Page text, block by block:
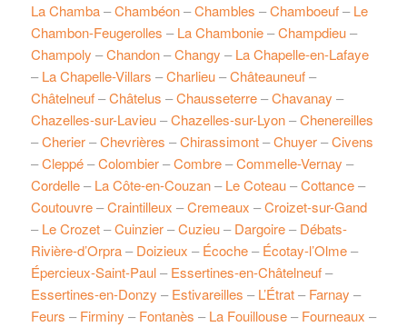
La Chamba–Chambéon–Chambles –Chamboeuf–Le
Chambon-Feugerolles –La Chambonie–Champdieu–
Champoly –Chandon–Changy –La Chapelle-en-Lafaye
–La Chapelle-Villars –Charlieu–Châteauneuf–
Châtelneuf–Châtelus –Chausseterre–Chavanay –
Chazelles-sur-Lavieu–Chazelles-sur-Lyon–Chenereilles
–Cherier–Chevrières –Chirassimont–Chuyer–Civens
–Cleppé–Colombier–Combre–Commelle-Vernay –
Cordelle–La Côte-en-Couzan–Le Coteau–Cottance–
Coutouvre–Craintilleux –Cremeaux –Croizet-sur-Gand
–Le Crozet–Cuinzier–Cuzieu–Dargoire–Débats-
Rivière-d’Orpra–Doizieux –Écoche–Écotay-l’Olme–
Épercieux-Saint-Paul–Essertines-en-Châtelneuf–
Essertines-en-Donzy –Estivareilles –L’Étrat–Farnay –
Feurs –Firminy –Fontanès –La Fouillouse–Fourneaux –